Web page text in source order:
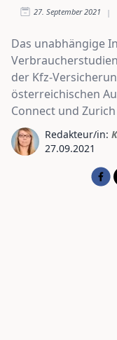
27. September 2021 |
Das unabhängige
der Kfz-
österreichischen
Connect und
Redakteur/in:
27.09.2021